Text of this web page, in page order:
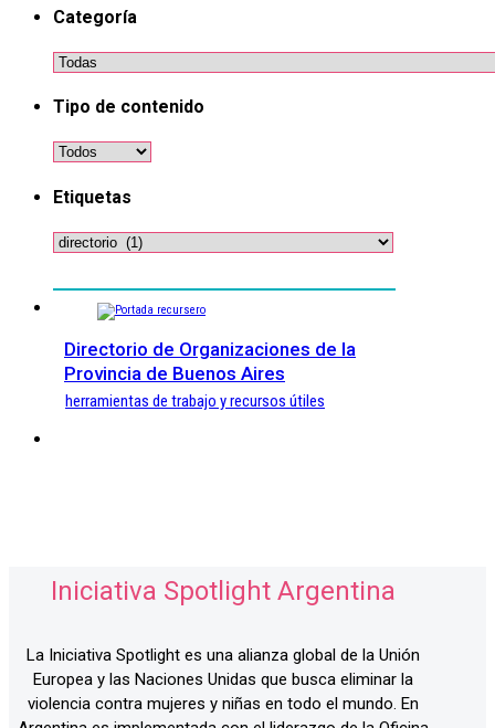
Categoría
Tipo de contenido
Etiquetas
Directorio de Organizaciones de la
Provincia de Buenos Aires
herramientas de trabajo y recursos útiles
Iniciativa Spotlight Argentina
La Iniciativa Spotlight es una alianza global de la Unión
Europea y las Naciones Unidas que busca eliminar la
violencia contra mujeres y niñas en todo el mundo. En